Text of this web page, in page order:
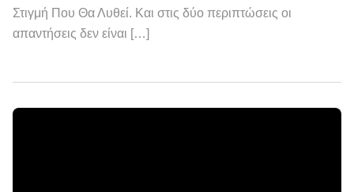
Στιγμή Που Θα Λυθεί. Και στις δύο περιπτώσεις οι
απαντήσεις δεν είναι […]